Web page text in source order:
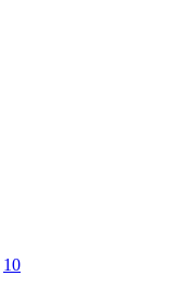
10